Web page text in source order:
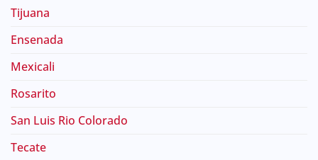
Tijuana
Ensenada
Mexicali
Rosarito
San Luis Rio Colorado
Tecate